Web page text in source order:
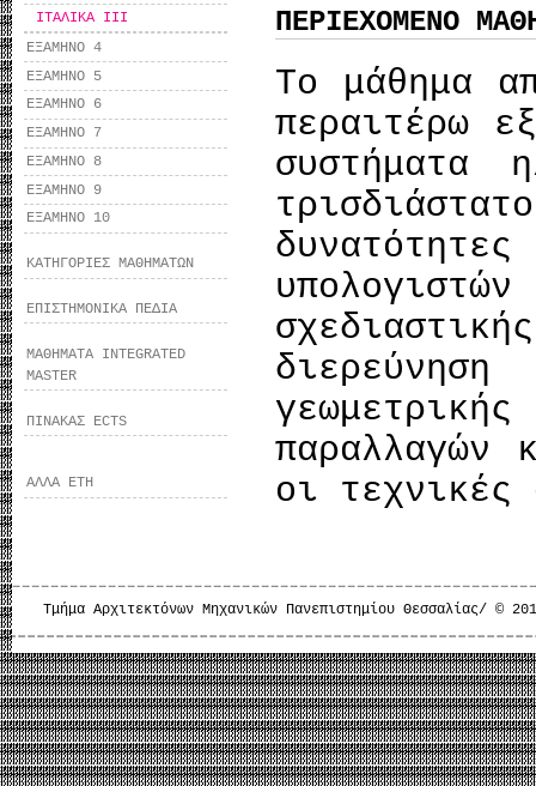
ΙΤΑΛΙΚΑ ΙΙΙ
ΕΞΑΜΗΝΟ 4
ΕΞΑΜΗΝΟ 5
ΕΞΑΜΗΝΟ 6
ΕΞΑΜΗΝΟ 7
ΕΞΑΜΗΝΟ 8
ΕΞΑΜΗΝΟ 9
ΕΞΑΜΗΝΟ 10
ΚΑΤΗΓΟΡΙΕΣ ΜΑΘΗΜΑΤΩΝ
ΕΠΙΣΤΗΜΟΝΙΚΑ ΠΕΔΙΑ
ΜΑΘΗΜΑΤΑ INTEGRATED
MASTER
ΠΙΝΑΚΑΣ ECTS
ΑΛΛΑ ΕΤΗ
ΠΕΡΙΕΧΟΜΕΝΟ
Το μάθημα
περαιτέρω
συστήματα
παραλλαγών
οι τεχνικές
Τμήμα Αρχιτεκτόνων Μηχανικών Πανεπιστημίου Θεσσαλίας/ ©